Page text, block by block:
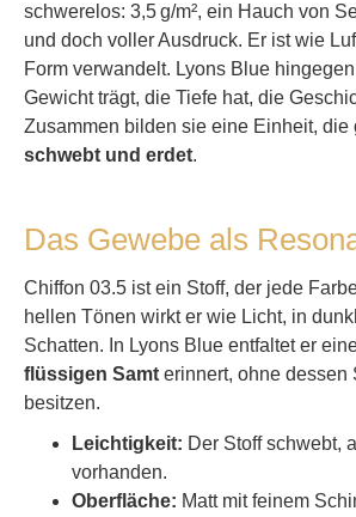
schwerelos: 3,5 g/m², ein Hauch von
und doch voller Ausdruck. Er ist wie
Form verwandelt. Lyons Blue
Gewicht trägt, die Tiefe hat, die
Zusammen bilden sie eine Einheit, die
schwebt und erdet.
Das Gewebe als
Chiffon 03.5 ist ein Stoff, der jede
hellen Tönen wirkt er wie Licht, in
Schatten. In Lyons Blue entfaltet er
flüssigen Samt erinnert, ohne dessen
besitzen.
Leichtigkeit: Der Stoff schwebt,
vorhanden.
Oberfläche: Matt mit feinem